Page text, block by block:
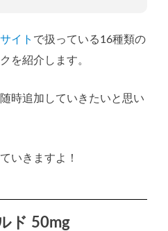
イト で扱っている16種類の
を紹介します。
時追加していきたいと思い
いきますよ！
ド 50mg